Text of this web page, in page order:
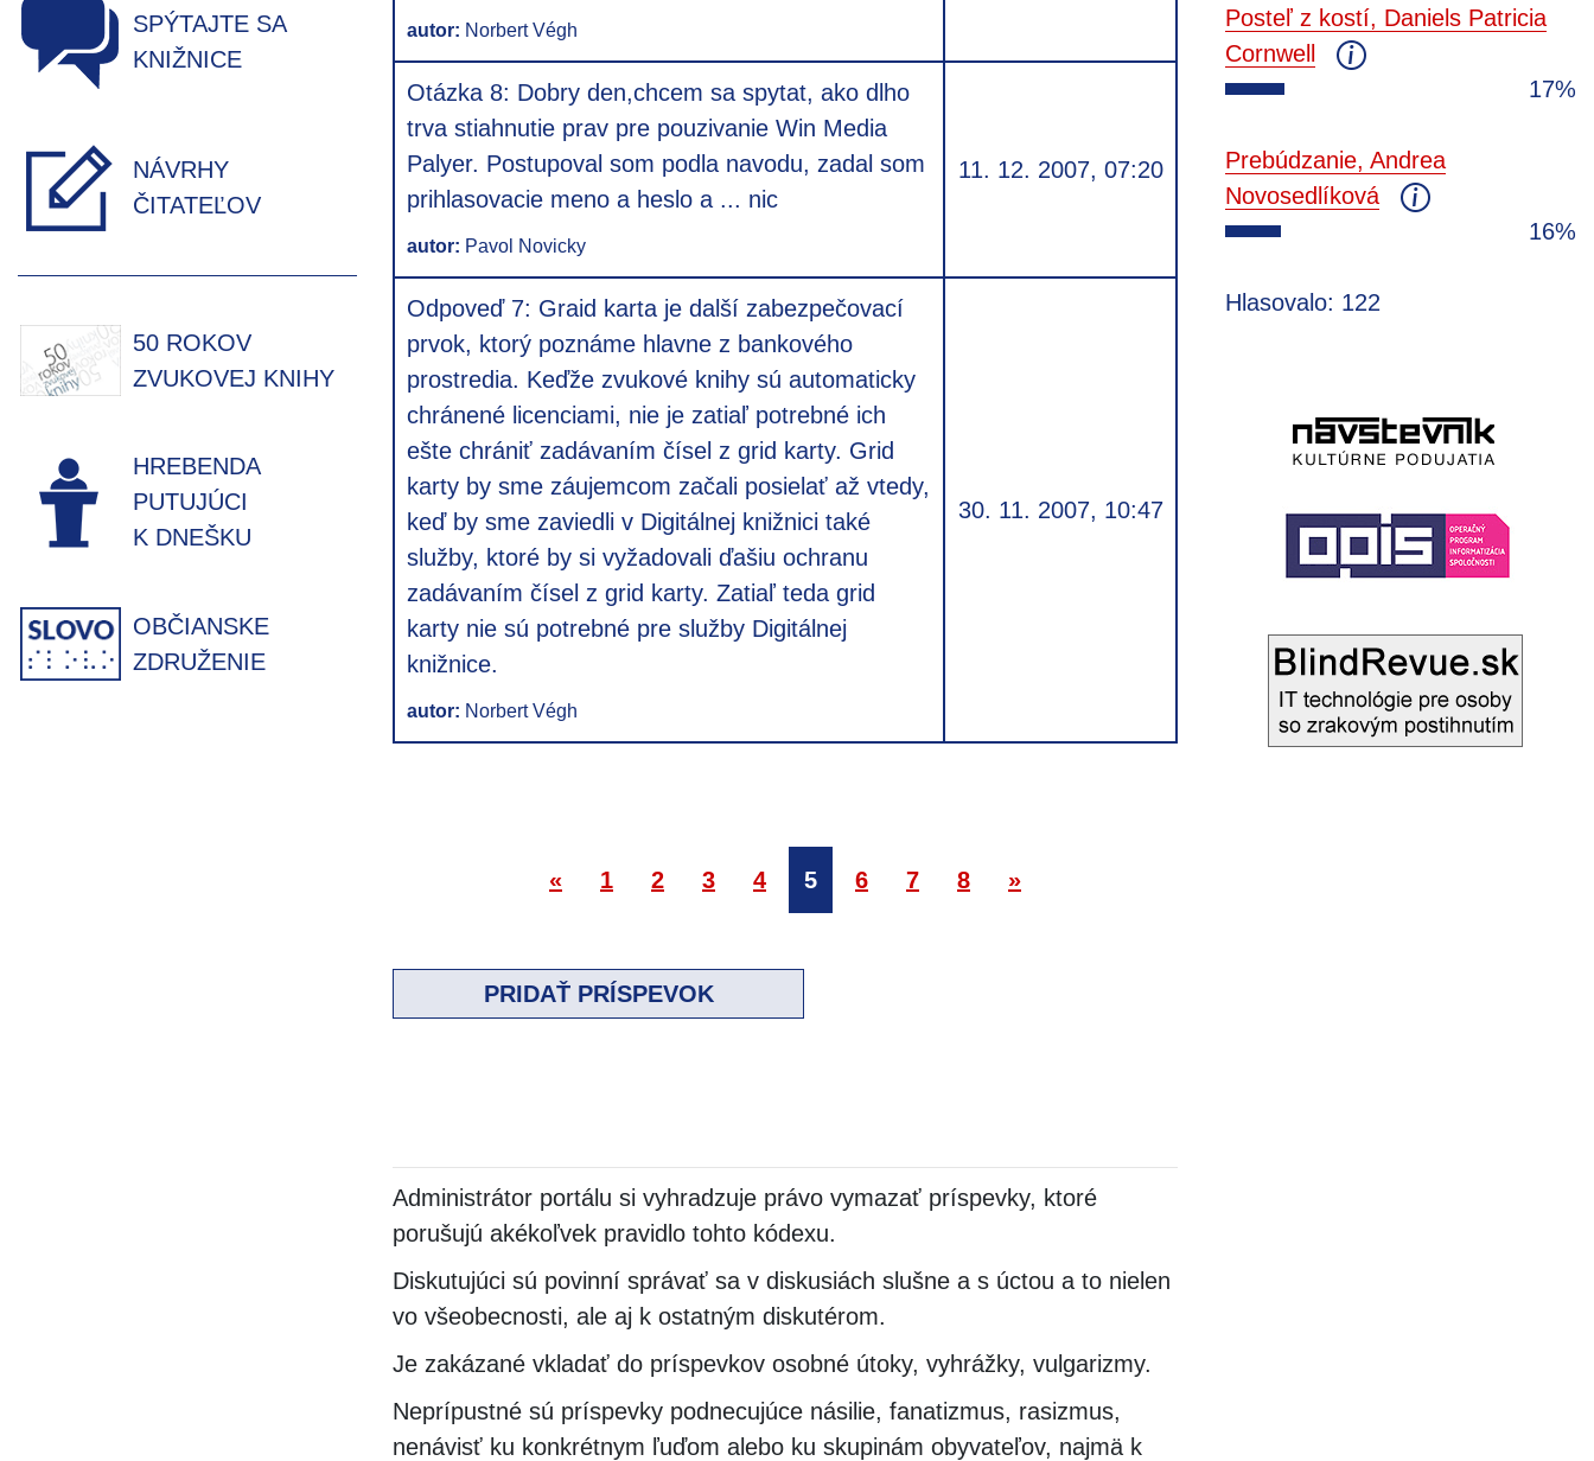
SPÝTAJTE SA
KNIŽNICE
NÁVRHY
ČITATEĽOV
50 ROKOV
ZVUKOVEJ KNIHY
HREBENDA
PUTUJÚCI
K DNEŠKU
OBČIANSKE
ZDRUŽENIE
autor: Norbert Végh
Otázka 8: Dobry den,chcem sa spytat, ako dlho
trva stiahnutie prav pre pouzivanie Win Media
Palyer. Postupoval som podla navodu, zadal som
prihlasovacie meno a heslo a ... nic
autor: Pavol Novicky
11. 12. 2007, 07:20
Odpoveď 7: Graid karta je další zabezpečovací
prvok, ktorý poznáme hlavne z bankového
prostredia. Keďže zvukové knihy sú automaticky
chránené licenciami, nie je zatiaľ potrebné ich
ešte chrániť zadávaním čísel z grid karty. Grid
karty by sme záujemcom začali posielať až vtedy,
keď by sme zaviedli v Digitálnej knižnici také
služby, ktoré by si vyžadovali ďašiu ochranu
zadávaním čísel z grid karty. Zatiaľ teda grid
karty nie sú potrebné pre služby Digitálnej
knižnice.
autor: Norbert Végh
30. 11. 2007, 10:47
« 1 2 3 4 5 6 7 8 »
PRIDAŤ PRÍSPEVOK
Administrátor portálu si vyhradzuje právo vymazať príspevky, ktoré
porušujú akékoľvek pravidlo tohto kódexu.
Diskutujúci sú povinní správať sa v diskusiách slušne a s úctou a to nielen
vo všeobecnosti, ale aj k ostatným diskutérom.
Je zakázané vkladať do príspevkov osobné útoky, vyhrážky, vulgarizmy.
Neprípustné sú príspevky podnecujúce násilie, fanatizmus, rasizmus,
nenávisť ku konkrétnym ľuďom alebo ku skupinám obyvateľov, najmä k
Posteľ z kostí, Daniels Patricia
Cornwell
17%
Prebúdzanie, Andrea
Novosedlíková
16%
Hlasovalo: 122